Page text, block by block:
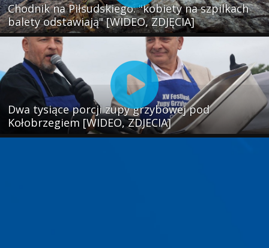
Chodnik na Piłsudskiego: "kobiety na szpilkach
balety odstawiają" [WIDEO, ZDJĘCIA]
Dwa tysiące porcji zupy grzybowej pod
Kołobrzegiem [WIDEO, ZDJECIA]